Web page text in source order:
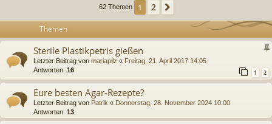
62 Themen 1 2
Themen
Sterile Plastikpetris gießen
Letzter Beitrag von mariapilz « Freitag, 21. April 2017 14:05
Antworten: 16 1 2
Eure besten Agar-Rezepte?
Letzter Beitrag von Patrik « Donnerstag, 28. November 2024 10:00
Antworten: 13